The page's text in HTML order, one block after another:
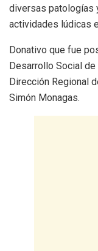
diversas patologías
actividades lúdicas
Donativo que fue
Desarrollo Social
Dirección Regional
Simón Monagas.